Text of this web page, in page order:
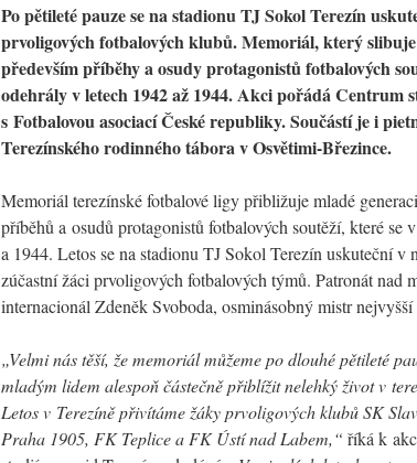
Po pětileté pauze se na stadionu TJ Sokol Terezín
prvoligových fotbalových klubů. Memoriál, který
především příběhy a osudy protagonistů fotbalových
odehrály v letech 1942 až 1944. Akci pořádá Centrum
s Fotbalovou asociací České republiky. Součástí je i
Terezínského rodinného tábora v Osvětimi-Březince.
Memoriál terezínské fotbalové ligy přibližuje mladé
příběhů a osudů protagonistů fotbalových soutěží, které se
a 1944. Letos se na stadionu TJ Sokol Terezín uskuteční v
zúčastní žáci prvoligových fotbalových týmů. Patronát nad
internacionál Zdeněk Svoboda, osminásobný mistr nejvyšší
„Velmi nás těší, že memoriál můžeme po dlouhé pětileté
mladým lidem alespoň částečně přiblížit nelehký život v
Letos v Terezíně přivítáme žáky prvoligových klubů SK
Praha 1905, FK Teplice a FK Ústí nad Labem,“ říká k